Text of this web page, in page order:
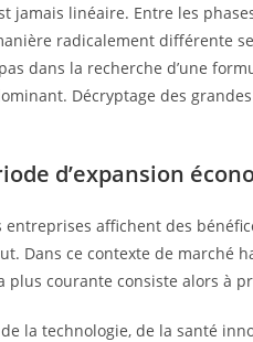
jamais linéaire. Entre les
radicalement différente
dans la recherche d’une
Décryptage des
d’expansion
affichent des
Dans ce contexte de marché
courante consiste alors à
la technologie, de la santé